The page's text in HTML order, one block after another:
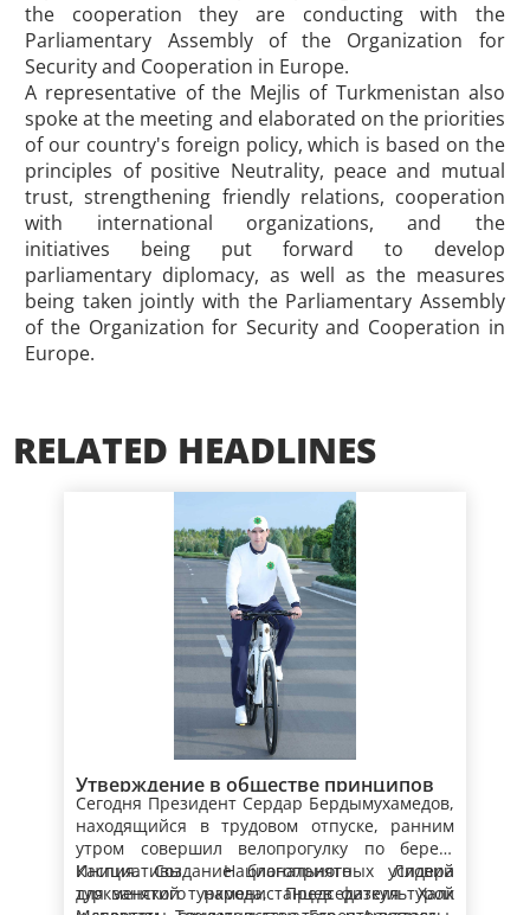
the cooperation they are conducting with the
Parliamentary Assembly of the Organization for
Security and Cooperation in Europe.
A representative of the Mejlis of Turkmenistan also
spoke at the meeting and elaborated on the priorities
of our country's foreign policy, which is based on the
principles of positive Neutrality, peace and mutual
trust, strengthening friendly relations, cooperation
with international organizations, and the
initiatives being put forward to develop
parliamentary diplomacy, as well as the measures
being taken jointly with the Parliamentary Assembly
of the Organization for Security and Cooperation in
Europe.
RELATED HEADLINES
Утверждение в обществе принципов
здорового образа жизни –
приоритетный аспект
государственной политики
Сегодня Президент Сердар Бердымухамедов,
находящийся в трудовом отпуске, ранним
утром совершил велопрогулку по берегу
Каспия. Создание благоприятных условий
для занятий туркменистанцев физкультурой
Инициативы Национального ­Лидера
туркменского народа, Председателя Халк